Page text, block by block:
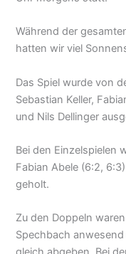
Während der
hatten wir viel
Das Spiel wurde von
Sebastian Keller,
und Nils Dellinger
Bei den Einzelspielen
Fabian Abele (6:2,
geholt.
Zu den Doppeln
Spechbach